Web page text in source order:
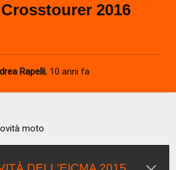
2016
Rapelli, 10 anni fa
moto